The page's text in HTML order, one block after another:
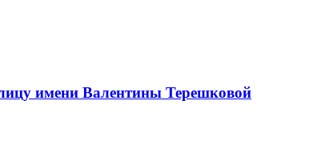
имени Валентины Терешковой